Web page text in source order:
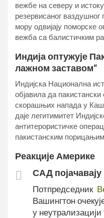
вежбе на северу и
резервисаног
мору одвијају поморске
вежба са балистичким
Индија оптужује
лажном заставом“
Индијска Национална
објавила да пакистански
скорашњих напада у
даје легитимитет
антитерористичке
пакистанским
Реакције Америке
САД појачавају
Потпредседник
Вашингтон
у